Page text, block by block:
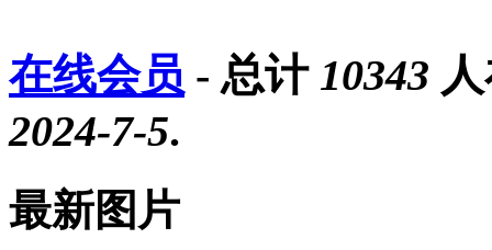
在线会员 - 总计 10343
2024-7-5.
最新图片